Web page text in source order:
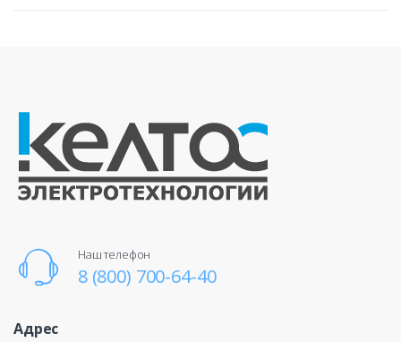
Наш телефон
8 (800) 700-64-40
Адрес